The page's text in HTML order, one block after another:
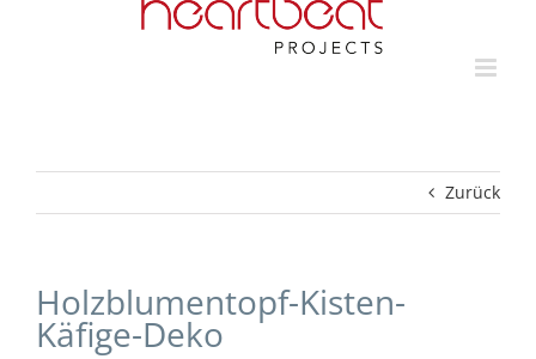
Zurück
Holzblumentopf-Kisten-
Käfige-Deko